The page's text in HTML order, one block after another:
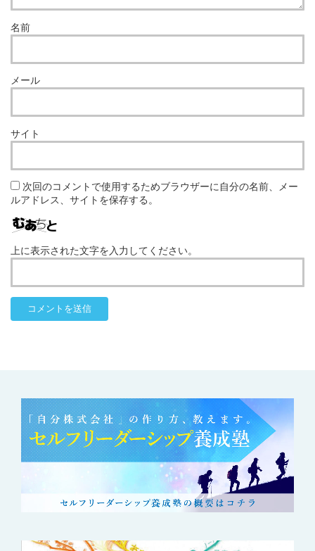
名前
メール
サイト
次回のコメントで使用するためブラウザーに自分の名前、メー
ルアドレス、サイトを保存する。
上に表示された文字を入力してください。